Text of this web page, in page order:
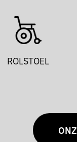
ROLSTOEL